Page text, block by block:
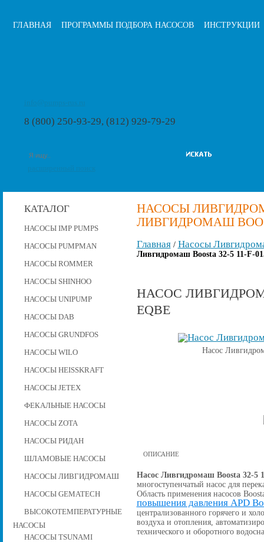
ГЛАВНАЯ ПРОГРАММЫ ПОДБОРА НАСОСОВ ИНСТРУКЦИИ
8 (800) 250-93-29, (812) 929-79-29
КАТАЛОГ
НАСОСЫ IMP PUMPS
НАСОСЫ PUMPMAN
НАСОСЫ ROMMER
НАСОСЫ SHINHOO
НАСОСЫ UNIPUMP
НАСОСЫ DAB
НАСОСЫ GRUNDFOS
НАСОСЫ WILO
НАСОСЫ HEISSKRAFT
НАСОСЫ JETEX
ФЕКАЛЬНЫЕ НАСОСЫ
НАСОСЫ ZOTA
НАСОСЫ РИДАН
ШЛАМОВЫЕ НАСОСЫ
НАСОСЫ ЛИВГИДРОМАШ
НАСОСЫ GEMATECH
ВЫСОКОТЕМПЕРАТУРНЫЕ
НАСОСЫ
НАСОСЫ TSUNAMI
НАСОСЫ
ЛИВГИДРОМАШ
Главная/ Насосы
Ливгидромаш Boosta 32-5 11-F-
НАСОС
EQBE
Насос
ОПИСАНИЕ
Насос Ливгидромаш Boosta 32-5
многоступенчатый насос для
Область применения насосов
повышения давления APD
централизованного горячего и
воздуха и отопления,
технического и оборотного